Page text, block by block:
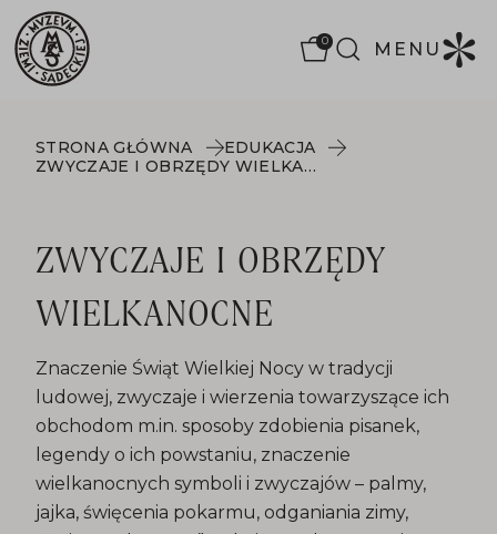
0 MENU
STRONA GŁÓWNA
EDUKACJA
ZWYCZAJE I OBRZĘDY WIELKANOCNE
ZWYCZAJE I OBRZĘDY
WIELKANOCNE
Znaczenie Świąt Wielkiej Nocy w tradycji
ludowej, zwyczaje i wierzenia towarzyszące ich
obchodom m.in. sposoby zdobienia pisanek,
legendy o ich powstaniu, znaczenie
wielkanocnych symboli i zwyczajów – palmy,
jajka, święcenia pokarmu, odganiania zimy,